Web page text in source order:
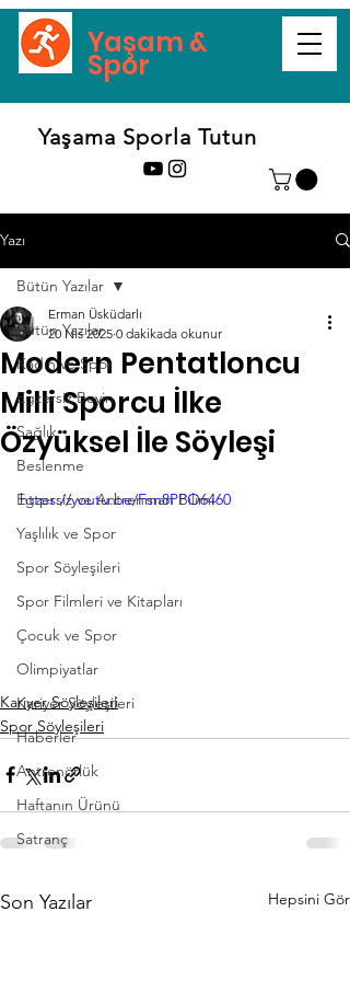
Yaşam &
Spor
Yaşama Sporla Tutun
Yazı
Bütün Yazılar
Kadın ve Spor
Egzersiz Beyin
Sağlık
Beslenme
Egzersiz ve Antrenman Bilimi
Yaşlılık ve Spor
Spor Söyleşileri
Spor Filmleri ve Kitapları
Çocuk ve Spor
Olimpiyatlar
Kariyer Söyleşileri
Haberler
Antrenörlük
Haftanın Ürünü
Satranç
Bütün Yazılar
Modern Pentatloncu
Milli Sporcu İlke
Özyüksel İle Söyleşi
Erman Üsküdarlı
20 Nis 2025 0 dakikada okunur
https://youtu.be/Fsn8PPO6460
Kariyer Söyleşileri
Spor Söyleşileri
Son Yazılar Hepsini Gör